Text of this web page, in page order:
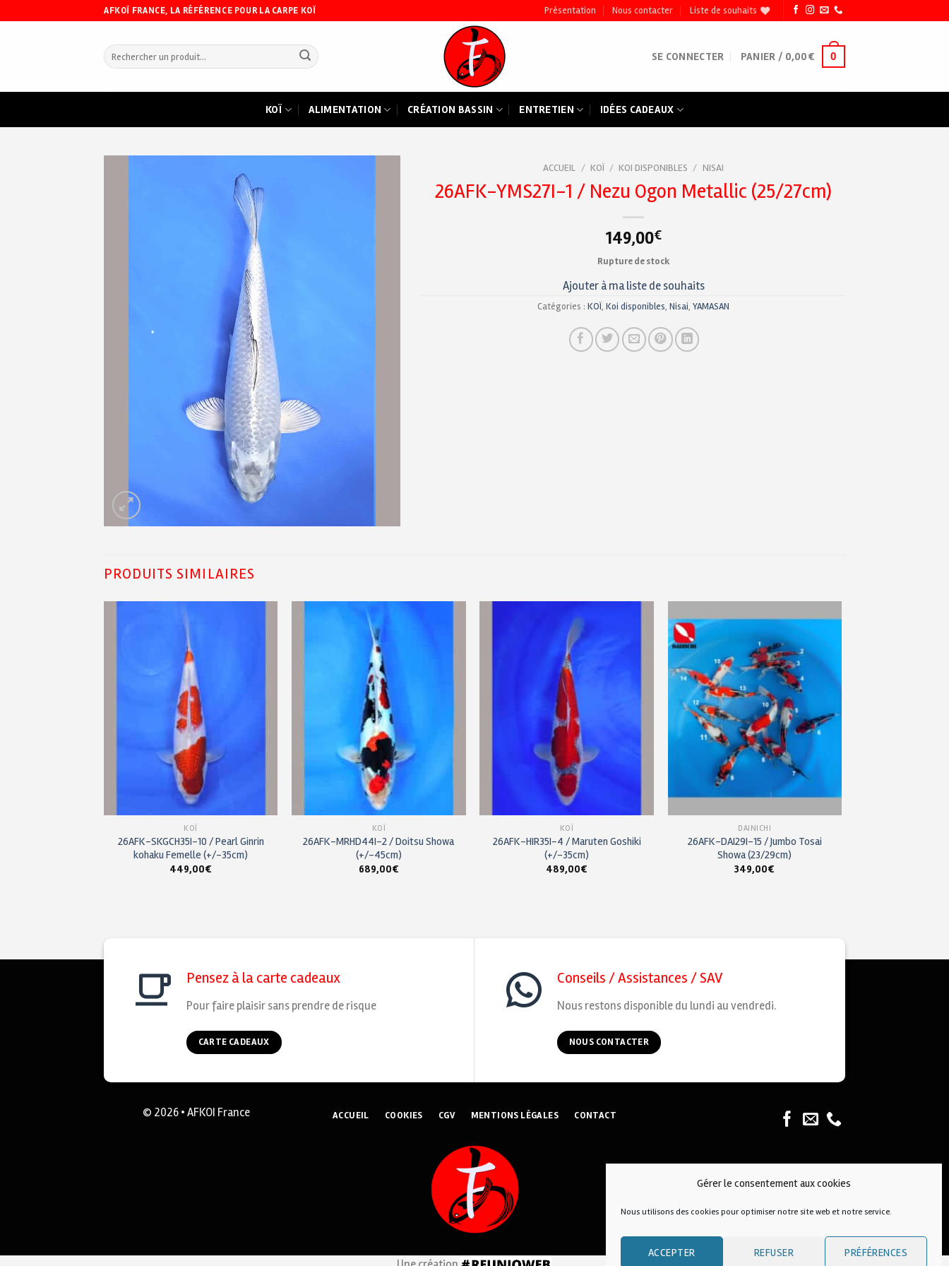
Gérer le consentement aux cookies
Nous utilisons des cookies pour optimiser notre site web et notre service.
ACCEPTER REFUSER PRÉFÉRENCES
AFKOÏ FRANCE, LA RÉFÉRENCE POUR LA CARPE KOÏ Présentation Nous contacter Liste de souhaits
Recherche
pour :
SE CONNECTER PANIER / 0,00€ 0
KOÏ ALIMENTATION CRÉATION BASSIN ENTRETIEN IDÉES CADEAUX
ACCUEIL / KOÏ / KOI DISPONIBLES / NISAI
26AFK-YMS27I-1 / Nezu Ogon Metallic (25/27cm)
149,00€
Rupture de stock
Ajouter à ma liste de souhaits
Catégories : KOÏ, Koi disponibles, Nisai, YAMASAN
PRODUITS SIMILAIRES
KOÏ
26AFK-SKGCH35I-10 / Pearl Ginrin
kohaku Femelle (+/-35cm)
449,00€
KOÏ
26AFK-MRHD44I-2 / Doitsu Showa
(+/-45cm)
689,00€
KOÏ
26AFK-HIR35I-4 / Maruten Goshiki
(+/-35cm)
489,00€
à ma
souhaits
DAINICHI
26AFK-DAI29I-15 / Jumbo Tosai
Showa (23/29cm)
349,00€
Pensez à la carte cadeaux
Pour faire plaisir sans prendre de risque
CARTE CADEAUX
Conseils / Assistances / SAV
Nous restons disponible du lundi au vendredi.
NOUS CONTACTER
© 2026 • AFKOI France ACCUEIL COOKIES CGV MENTIONS LÉGALES CONTACT